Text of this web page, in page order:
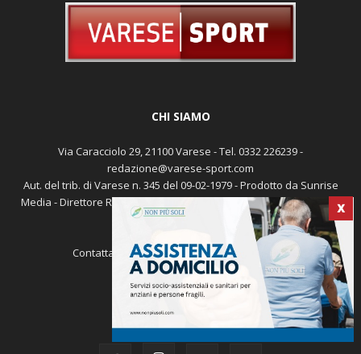
X
CHI SIAMO
Via Caracciolo 29, 21100 Varese - Tel. 0332 226239 -
redazione@varese-sport.com
Aut. del trib. di Varese n. 345 del 09-02-1979 - Prodotto da Sunrise
Media - Direttore Responsabile: Michele Marocco -Cookie policy
Pubblicità
Contattaci: redazione@varese-sport.com
SEGUICI